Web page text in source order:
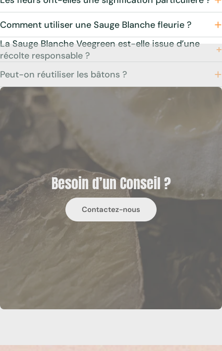
Besoin d’un Conseil ?
Contactez-nous
Comment utiliser une Sauge Blanche fleurie ?
La Sauge Blanche Veegreen est-elle issue d’une
récolte responsable ?
Peut-on réutiliser les bâtons ?